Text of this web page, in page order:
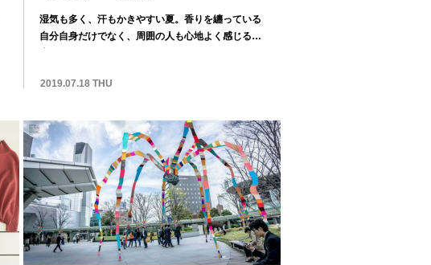
湿気も多く、汗もかきやすい夏。香りを纏っている
自分自身だけでなく、周囲の人も心地よく感じる香
2019.07.18 THU